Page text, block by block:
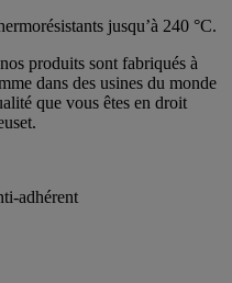
jusqu’à 240 °C.
produits sont fabriqués à
dans des usines du monde
que vous êtes en droit
adhérent